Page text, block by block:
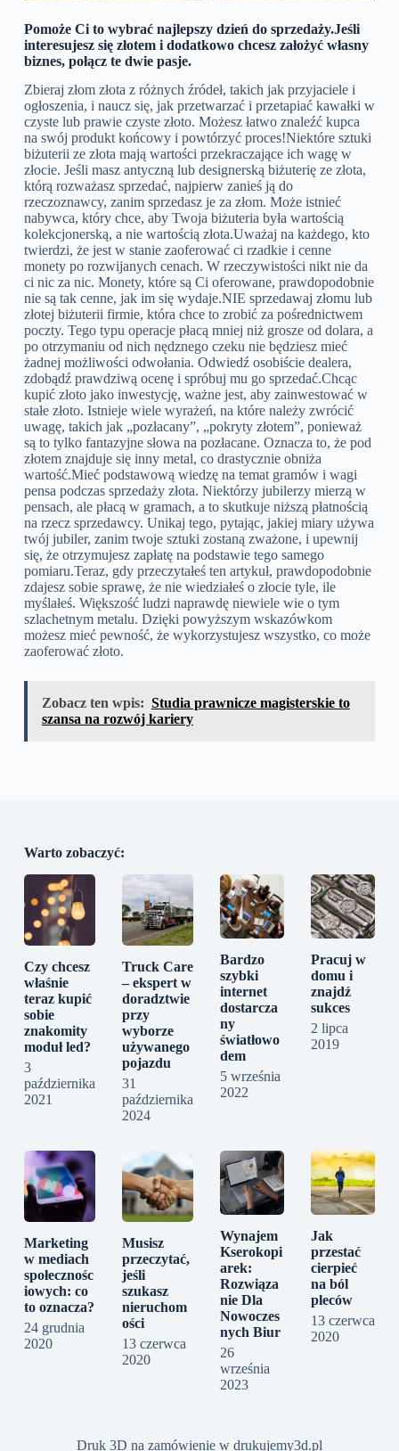
Pomoże Ci to wybrać najlepszy dzień do sprzedaży.Jeśli
interesujesz się złotem i dodatkowo chcesz założyć własny
biznes, połącz te dwie pasje.
Zbieraj złom złota z różnych źródeł, takich jak przyjaciele i
ogłoszenia, i naucz się, jak przetwarzać i przetapiać kawałki w
czyste lub prawie czyste złoto. Możesz łatwo znaleźć kupca
na swój produkt końcowy i powtórzyć proces!Niektóre sztuki
biżuterii ze złota mają wartości przekraczające ich wagę w
złocie. Jeśli masz antyczną lub designerską biżuterię ze złota,
którą rozważasz sprzedać, najpierw zanieś ją do
rzeczoznawcy, zanim sprzedasz je za złom. Może istnieć
nabywca, który chce, aby Twoja biżuteria była wartością
kolekcjonerską, a nie wartością złota.Uważaj na każdego, kto
twierdzi, że jest w stanie zaoferować ci rzadkie i cenne
monety po rozwijanych cenach. W rzeczywistości nikt nie da
ci nic za nic. Monety, które są Ci oferowane, prawdopodobnie
nie są tak cenne, jak im się wydaje.NIE sprzedawaj złomu lub
złotej biżuterii firmie, która chce to zrobić za pośrednictwem
poczty. Tego typu operacje płacą mniej niż grosze od dolara, a
po otrzymaniu od nich nędznego czeku nie będziesz mieć
żadnej możliwości odwołania. Odwiedź osobiście dealera,
zdobądź prawdziwą ocenę i spróbuj mu go sprzedać.Chcąc
kupić złoto jako inwestycję, ważne jest, aby zainwestować w
stałe złoto. Istnieje wiele wyrażeń, na które należy zwrócić
uwagę, takich jak „pozłacany”, „pokryty złotem”, ponieważ
są to tylko fantazyjne słowa na pozłacane. Oznacza to, że pod
złotem znajduje się inny metal, co drastycznie obniża
wartość.Mieć podstawową wiedzę na temat gramów i wagi
pensa podczas sprzedaży złota. Niektórzy jubilerzy mierzą w
pensach, ale płacą w gramach, a to skutkuje niższą płatnością
na rzecz sprzedawcy. Unikaj tego, pytając, jakiej miary używa
twój jubiler, zanim twoje sztuki zostaną zważone, i upewnij
się, że otrzymujesz zapłatę na podstawie tego samego
pomiaru.Teraz, gdy przeczytałeś ten artykuł, prawdopodobnie
zdajesz sobie sprawę, że nie wiedziałeś o złocie tyle, ile
myślałeś. Większość ludzi naprawdę niewiele wie o tym
szlachetnym metalu. Dzięki powyższym wskazówkom
możesz mieć pewność, że wykorzystujesz wszystko, co może
zaoferować złoto.
Zobacz ten wpis: Studia prawnicze magisterskie to
szansa na rozwój kariery
Warto zobaczyć:
Czy chcesz
właśnie
teraz kupić
sobie
znakomity
moduł led?
3
października
2021
Truck Care
– ekspert w
doradztwie
przy
wyborze
używanego
pojazdu
31
października
2024
Bardzo
szybki
internet
dostarcza
ny
światłowo
dem
5 września
2022
Pracuj w
domu i
znajdź
sukces
2 lipca
2019
Marketing
w mediach
społecznośc
iowych: co
to oznacza?
24 grudnia
2020
Musisz
przeczytać,
jeśli
szukasz
nieruchom
ości
13 czerwca
2020
Wynajem
Kserokopi
arek:
Rozwiąza
nie Dla
Nowoczes
nych Biur
26
września
2023
Jak
przestać
cierpieć
na ból
pleców
13 czerwca
2020
Druk 3D na zamówienie w drukujemy3d.pl